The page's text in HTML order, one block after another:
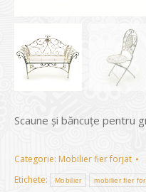
Scaune și băncuțe pentru
Categorie: Mobilier fier forjat
Etichete:
Mobilier mobilier fier